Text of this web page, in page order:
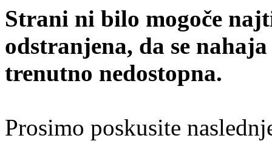
Strani ni bilo mogoče
odstranjena, da se
trenutno nedostopna.
Prosimo poskusite